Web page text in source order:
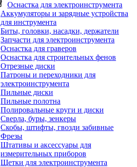
Оснастка для электроинструмента
Аккумуляторы и зарядные устройства
для инструмента
Биты, головки, насадки, держатели
Запчасти для электроинструмента
Оснастка для граверов
Оснастка для строительных фенов
Отрезные диски
Патроны и переходники для
электроинструмента
Пильные диски
Пильные полотна
Полировальные круги и диски
Сверла, буры, зенкеры
Скобы, штифты, гвозди забивные
Фрезы
Штативы и аксессуары для
измерительных приборов
Щетки для электроинструмента